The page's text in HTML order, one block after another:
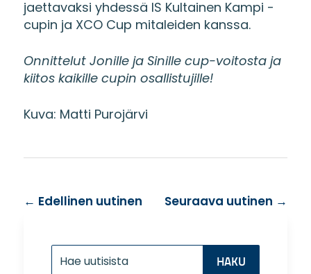
jaettavaksi yhdessä IS Kultainen Kampi -
cupin ja XCO Cup mitaleiden kanssa.
Onnittelut Jonille ja Sinille cup-voitosta ja
kiitos kaikille cupin osallistujille!
Kuva: Matti Purojärvi
← Edellinen uutinen Seuraava uutinen →
for...